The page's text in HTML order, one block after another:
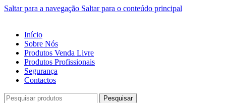
Saltar para a navegação Saltar para o conteúdo principal
Início
Sobre Nós
Produtos Venda Livre
Produtos Profissionais
Segurança
Contactos
Pesquisar